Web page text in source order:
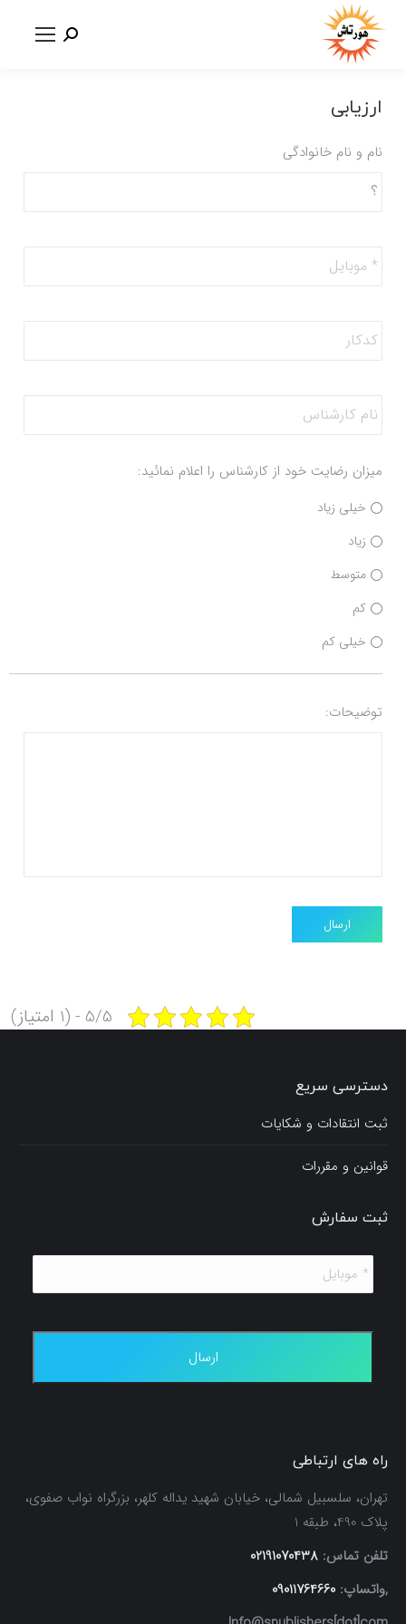
ارزیابی
نام و نام خانوادگی
موبایل *
کارشناس
میزان رضایت خود از کارشناس را اعلام نمائید:
خیلی زیاد
زیاد
متوسط
کم
خیلی کم
توضیحات:
5/5 - (1 امتیاز)
دسترسی سریع
ثبت انتقادات و شکایات
قوانین و مقررات
ثبت سفارش
*
موبایل *
راه های ارتباطی
تهران، سلسبیل شمالی، خیابان شهید یداله کلهر، بزرگراه نواب صفوی،
پلاک 490، طبقه 1
تلفن تماس: 02191070438
,واتساپ: 09011764660